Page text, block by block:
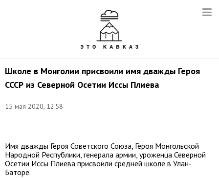
Школе в Монголии присвоили имя дважды Героя
СССР из Северной Осетии Иссы Плиева
15 мая 2020, 12:58
Имя дважды Героя Советского Союза, Героя Монгольской
Народной Республики, генерала армии, уроженца Северной
Осетии Иссы Плиева присвоили средней школе в Улан-
Баторе.